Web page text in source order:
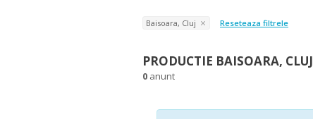
Baisoara, Cluj Reseteaza filtrele
PRODUCTIE BAISOARA, CLUJ
0 anunt